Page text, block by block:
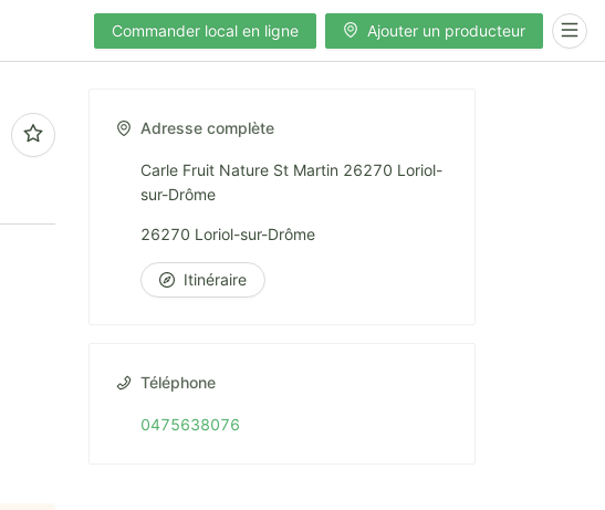
Commander local en ligne Ajouter un producteur
Adresse complète
Carle Fruit Nature St Martin 26270 Loriol-
sur-Drôme
26270 Loriol-sur-Drôme
Itinéraire
Téléphone
0475638076